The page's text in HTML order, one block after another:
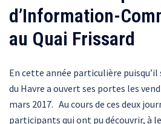
d’Information-
au Quai Frissard
En cette année particulière puisqu’il
du Havre a ouvert ses portes les
mars 2017. Au cours de ces deux
participants qui ont pu découvrir, à